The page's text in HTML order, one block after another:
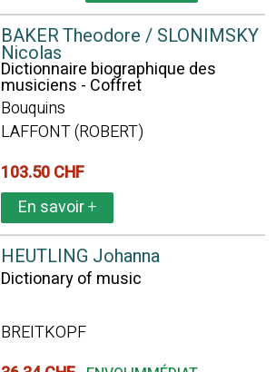
BAKER Theodore / SLONIMSKY
Nicolas
Dictionnaire biographique des
musiciens - Coffret
Bouquins
LAFFONT (ROBERT)
103.50 CHF
En savoir+
HEUTLING Johanna
Dictionary of music
BREITKOPF